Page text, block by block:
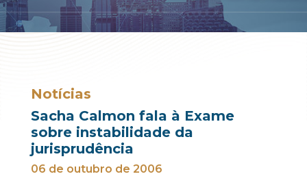
Notícias
Sacha Calmon fala à Exame
sobre instabilidade da
jurisprudência
06 de outubro de 2006